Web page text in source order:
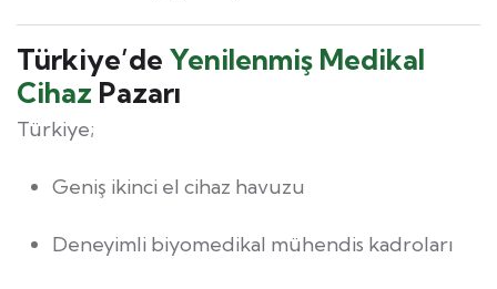
Türkiye’de Yenilenmiş Medikal
Cihaz Pazarı
Türkiye;
Geniş ikinci el cihaz havuzu
Deneyimli biyomedikal mühendis kadroları